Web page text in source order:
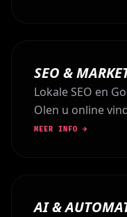
SEO &
Lokale SEO en
Olen u online
MEER INFO →
AI &